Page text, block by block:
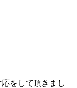
をして頂きまし